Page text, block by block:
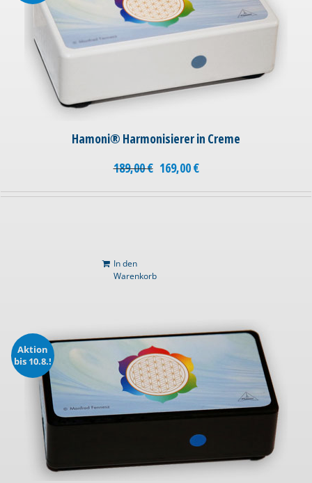
Hamoni® Harmonisierer in Creme
189,00€ 169,00€
In den
Warenkorb
Aktion
bis 10.8.!